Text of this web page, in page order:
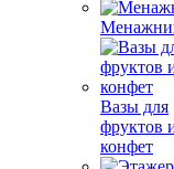
Вазы для
фруктов
конфет